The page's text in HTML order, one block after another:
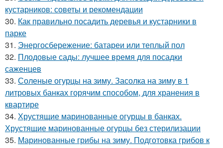
кустарников: советы и рекомендации
30. Как правильно посадить деревья и кустарники в
парке
31. Энергосбережение: батареи или теплый пол
32. Плодовые сады: лучшее время для посадки
саженцев
33. Соленые огурцы на зиму. Засолка на зиму в 1
литровых банках горячим способом, для хранения в
квартире
34. Хрустящие маринованные огурцы в банках.
Хрустящие маринованные огурцы без стерилизации
35. Маринованные грибы на зиму. Подготовка грибов к